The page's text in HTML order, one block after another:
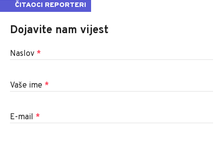
ČITAOCI REPORTERI
Dojavite nam vijest
Naslov *
Vaše ime *
E-mail *